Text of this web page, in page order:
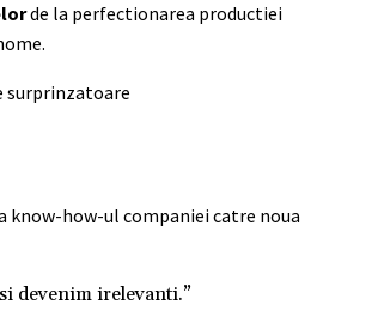
de la perfectionarea productiei
know-how-ul companiei catre noua
devenim irelevanti.”